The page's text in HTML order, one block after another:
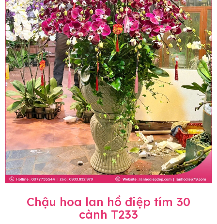
Chậu hoa lan hồ điệp tím 30
cành T233